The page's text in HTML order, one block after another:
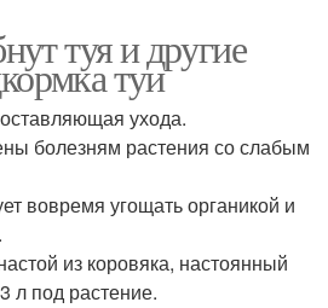
туя и другие
туи
ухода.
болезням растения со слабым
вовремя угощать органикой и
из коровяка, настоянный
л под растение.